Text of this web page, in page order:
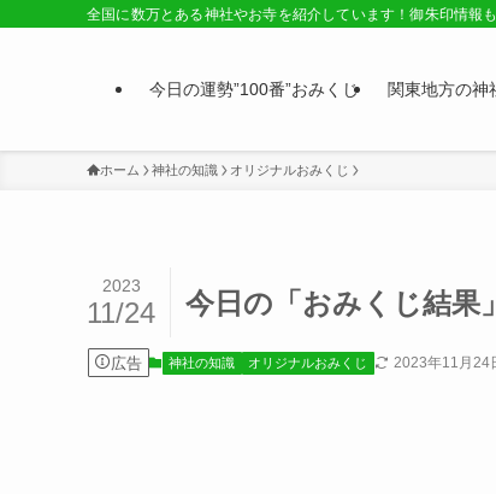
全国に数万とある神社やお寺を紹介しています！御朱印情報
今日の運勢”100番”おみくじ 関東地方の神
ホーム 神社の知識 オリジナルおみくじ
今日の「おみくじ結果
2023
11/24
広告 神社の知識 オリジナルおみくじ 2023年11月24